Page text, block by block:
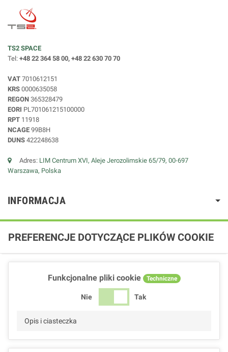
TS2 SPACE
Tel: +48 22 364 58 00, +48 22 630 70 70
VAT 7010612151
KRS 0000635058
REGON 365328479
EORI PL701061215100000
RPT 11918
NCAGE 99B8H
DUNS 422248638
Adres: LIM Centrum XVI, Aleje Jerozolimskie 65/79, 00-697
Warszawa, Polska
INFORMACJA
PREFERENCJE DOTYCZĄCE PLIKÓW COOKIE
Funkcjonalne pliki cookie Techniczne
Nie Tak
Opis i ciasteczka